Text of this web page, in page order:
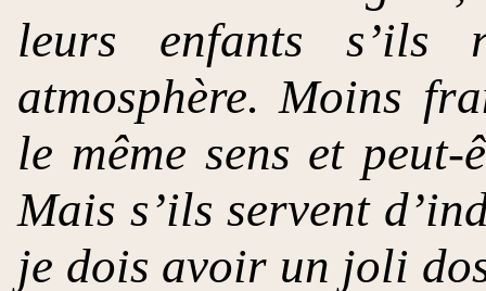
leurs enfants s’ils
atmosphère. Moins
le même sens et
Mais s’ils servent
je dois avoir un joli